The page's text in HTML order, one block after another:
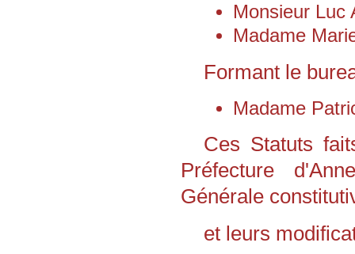
Monsieur Luc
Madame
Formant le
Madame
Ces Statuts
Préfecture
Générale
et leurs